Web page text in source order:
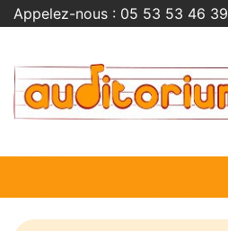
Appelez-nous : 05 53 53 46 39